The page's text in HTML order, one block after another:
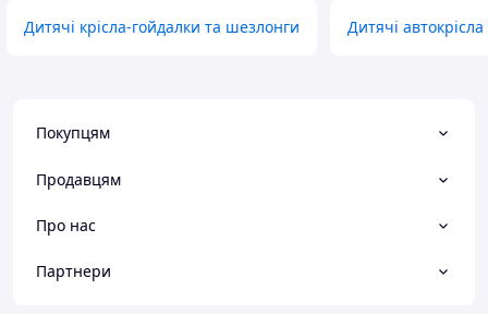
Дитячі крісла-гойдалки та шезлонги Дитячі автокрісла
Покупцям
Продавцям
Про нас
Партнери